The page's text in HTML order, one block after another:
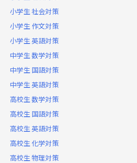
小学生 社会対策
小学生 作文対策
小学生 英語対策
中学生 数学対策
中学生 国語対策
中学生 英語対策
高校生 数学対策
高校生 国語対策
高校生 英語対策
高校生 化学対策
高校生 物理対策